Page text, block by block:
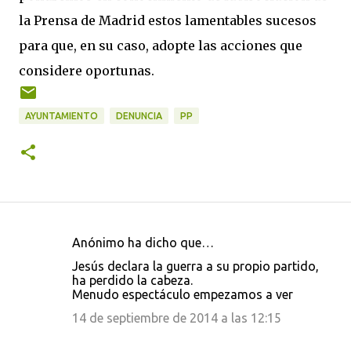
la Prensa de Madrid estos lamentables sucesos
para que, en su caso, adopte las acciones que
considere oportunas.
AYUNTAMIENTO DENUNCIA PP
Anónimo ha dicho que…
Jesús declara la guerra a su propio partido,
ha perdido la cabeza.
Menudo espectáculo empezamos a ver
14 de septiembre de 2014 a las 12:15